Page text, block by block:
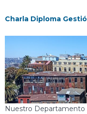
Charla Diploma
Nuestro Departamento